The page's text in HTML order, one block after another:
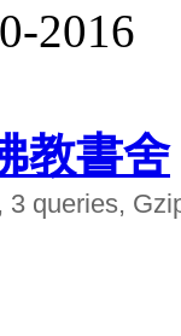
2016
教書舍
queries,